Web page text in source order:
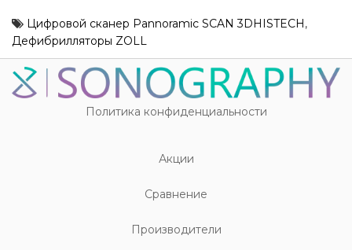
Цифровой сканер Pannoramic SCAN 3DHISTECH ,
Дефибрилляторы ZOLL
Политика конфиденциальности
Акции
Cравнение
Производители